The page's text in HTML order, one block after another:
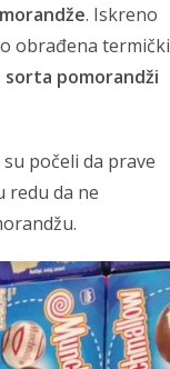
. Iskreno
obrađena termički
sorta pomorandži
počeli da prave
redu da ne